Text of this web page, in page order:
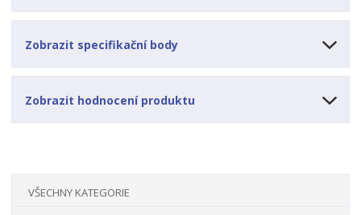
Zobrazit specifikační body
Zobrazit hodnocení produktu
VŠECHNY KATEGORIE